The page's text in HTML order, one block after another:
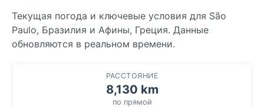
Текущая погода и ключевые условия для São
Paulo, Бразилия и Афины, Греция. Данные
обновляются в реальном времени.
РАССТОЯНИЕ
8,130 km
по прямой